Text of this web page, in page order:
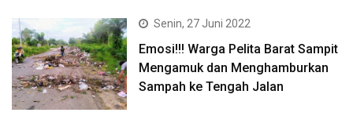
Senin, 27 Juni 2022
Emosi!!! Warga Pelita Barat Sampit
Mengamuk dan Menghamburkan
Sampah ke Tengah Jalan